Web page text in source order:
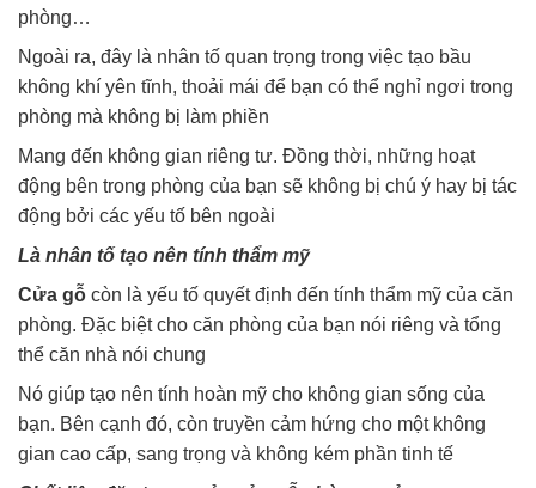
phòng…
Ngoài ra, đây là nhân tố quan trọng trong việc tạo bầu
không khí yên tĩnh, thoải mái để bạn có thể nghỉ ngơi trong
phòng mà không bị làm phiền
Mang đến không gian riêng tư. Đồng thời, những hoạt
động bên trong phòng của bạn sẽ không bị chú ý hay bị tác
động bởi các yếu tố bên ngoài
Là nhân tố tạo nên tính thẩm mỹ
Cửa gỗ còn là yếu tố quyết định đến tính thẩm mỹ của căn
phòng. Đặc biệt cho căn phòng của bạn nói riêng và tổng
thể căn nhà nói chung
Nó giúp tạo nên tính hoàn mỹ cho không gian sống của
bạn. Bên cạnh đó, còn truyền cảm hứng cho một không
gian cao cấp, sang trọng và không kém phần tinh tế